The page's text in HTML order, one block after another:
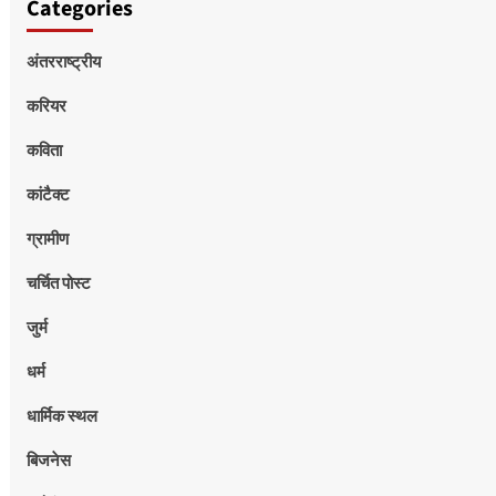
Categories
अंतरराष्ट्रीय
करियर
कविता
कांटैक्ट
ग्रामीण
चर्चित पोस्ट
जुर्म
धर्म
धार्मिक स्थल
बिजनेस